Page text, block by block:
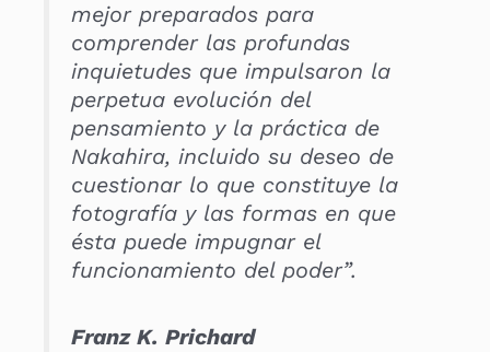
mejor preparados para
comprender las profundas
inquietudes que impulsaron la
perpetua evolución del
pensamiento y la práctica de
Nakahira, incluido su deseo de
cuestionar lo que constituye la
fotografía y las formas en que
ésta puede impugnar el
funcionamiento del poder”.
Franz K. Prichard